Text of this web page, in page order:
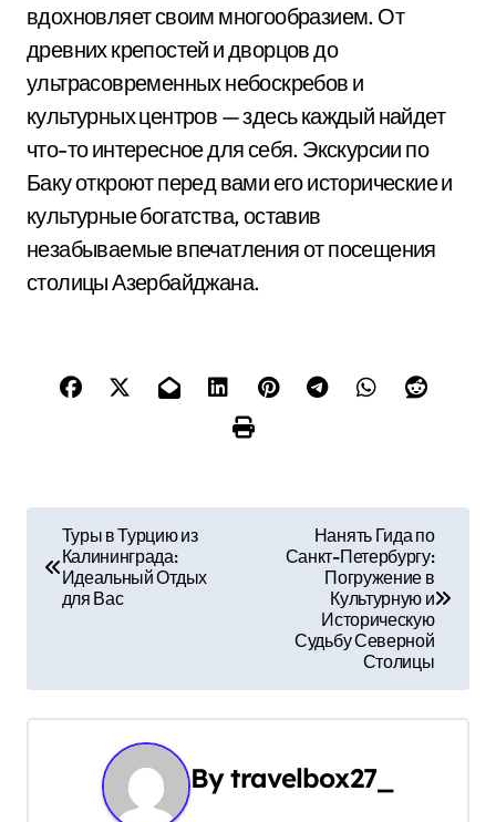
вдохновляет своим многообразием. От
древних крепостей и дворцов до
ультрасовременных небоскребов и
культурных центров — здесь каждый найдет
что-то интересное для себя. Экскурсии по
Баку откроют перед вами его исторические и
культурные богатства, оставив
незабываемые впечатления от посещения
столицы Азербайджана.
г
Туры в Турцию из
Калининграда:
Идеальный Отдых
для Вас
Нанять Гида по
Санкт-Петербургу:
Погружение в
Культурную и
Историческую
Судьбу Северной
Столицы
Bytravelbox27_